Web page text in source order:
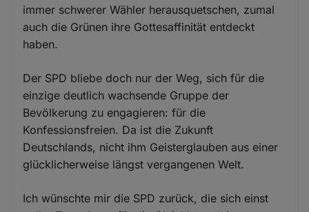
immer schwerer Wähler herausquetschen, zumal
auch die Grünen ihre Gottesaffinität entdeckt
haben.
Der SPD bliebe doch nur der Weg, sich für die
einzige deutlich wachsende Gruppe der
Bevölkerung zu engagieren: für die
Konfessionsfreien. Da ist die Zukunft
Deutschlands, nicht ihm Geisterglauben aus einer
glücklicherweise längst vergangenen Welt.
Ich wünschte mir die SPD zurück, die sich einst